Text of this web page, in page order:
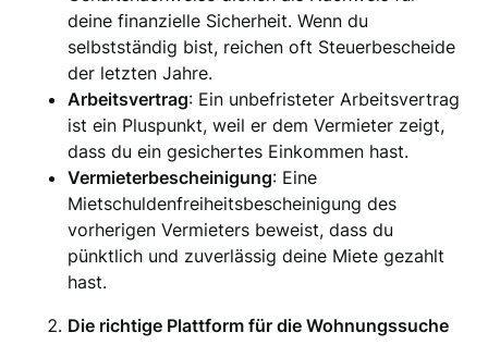
deine finanzielle Sicherheit. Wenn du
selbstständig bist, reichen oft Steuerbescheide
der letzten Jahre.
Arbeitsvertrag: Ein unbefristeter Arbeitsvertrag
ist ein Pluspunkt, weil er dem Vermieter zeigt,
dass du ein gesichertes Einkommen hast.
Vermieterbescheinigung: Eine
Mietschuldenfreiheitsbescheinigung des
vorherigen Vermieters beweist, dass du
pünktlich und zuverlässig deine Miete gezahlt
hast.
Die richtige Plattform für die Wohnungssuche